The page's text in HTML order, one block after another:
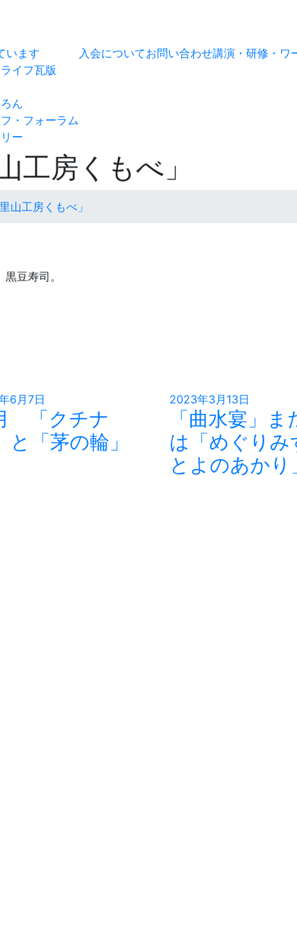
います
イフ瓦版
ん
・フォーラム
ー
入会についてお問い合わせ講演・研修・ワ
工房くもべ」
山工房くもべ」
豆寿司。
6月7日
「クチナ
と「茅の輪」
2023年3月13日
「曲水宴」ま
は「めぐりみ
とよのあかり